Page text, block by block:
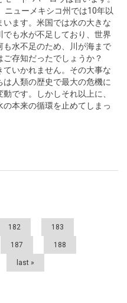
ニューメキシコ州では10年以
ます。米国では水の大きな
も水が不足しており、世界
水不足のため、川が海まで
ご存知だったでしょうか？
ていかれません。その大事な
人類の歴史で最大の危機に
です。しかしそれ以上に、
本来の循環を止めてしまっ
182 183
187 188
last »